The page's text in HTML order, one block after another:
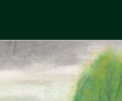
content
中國古典